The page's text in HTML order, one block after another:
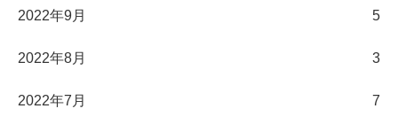
2022年9月 5
2022年8月 3
2022年7月 7